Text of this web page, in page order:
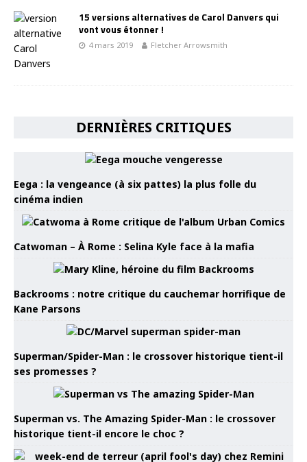
15 versions alternatives de Carol Danvers qui
vont vous étonner !
4 mars 2019 Fletcher Arrowsmith
DERNIÈRES CRITIQUES
Eega : la vengeance (à six pattes) la plus folle du
cinéma indien
Catwoman – À Rome : Selina Kyle face à la mafia
Backrooms : notre critique du cauchemar horrifique de
Kane Parsons
Superman/Spider-Man : le crossover historique tient-il
ses promesses ?
Superman vs. The Amazing Spider-Man : le crossover
historique tient-il encore le choc ?